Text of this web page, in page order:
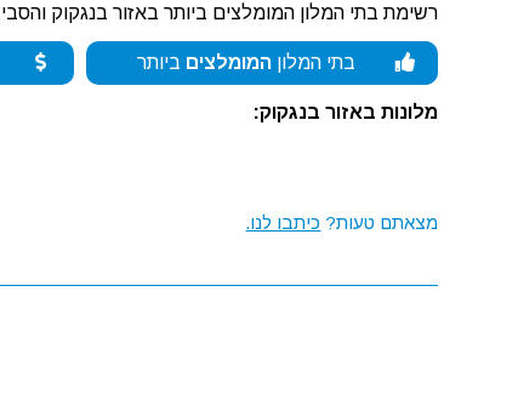
רשימת בתי המלון המומלצים ביותר באזור בנגקוק
בתי המלון המומלצים ביותר
מלונות באזור בנגקוק:
מצאתם טעות? כיתבו לנו.